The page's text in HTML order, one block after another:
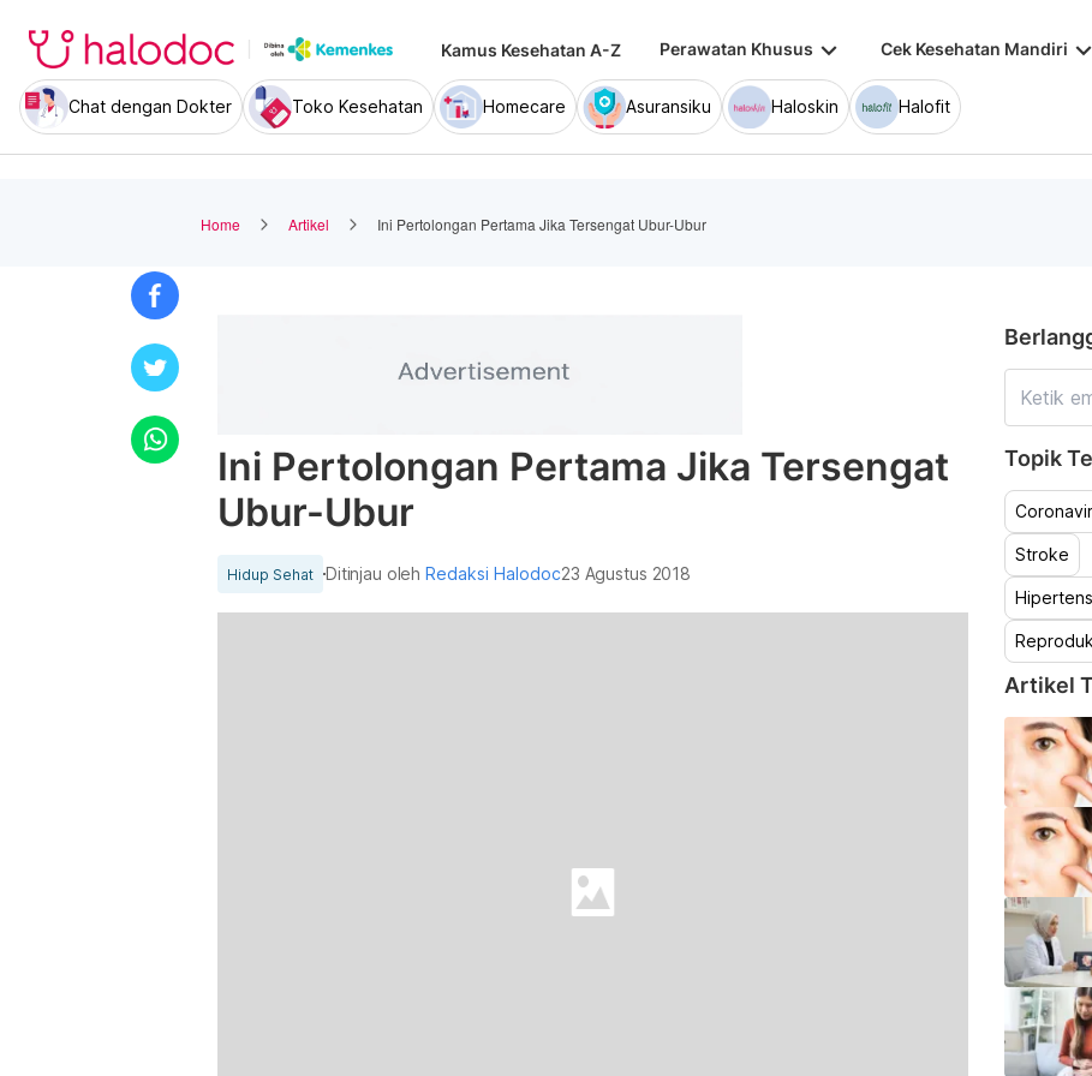
Kamus Kesehatan A-Z Perawatan Khusus keyboard_arrow_down Cek Kesehatan Mandiri keyboard_arrow_down
Chat dengan Dokter Toko Kesehatan Homecare Asuransiku Haloskin Halofit
Home Artikel Ini Pertolongan Pertama Jika Tersengat Ubur-Ubur
Ini Pertolongan Pertama Jika Tersengat
Ubur-Ubur
Hidup Sehat Ditinjau olehRedaksi Halodoc23 Agustus 2018
Topik
Stroke
Artikel